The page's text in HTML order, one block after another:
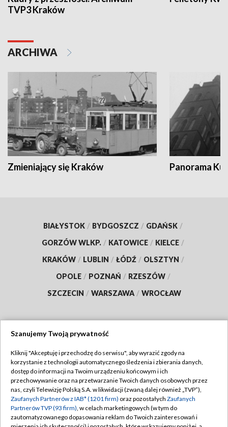
TVP3 Kraków
ARCHIWA
Zmieniający się Kraków Panorama
BIAŁYSTOK / BYDGOSZCZ / GDAŃSK /
GORZÓW WLKP. / KATOWICE / KIELCE /
KRAKÓW / LUBLIN / ŁÓDŹ / OLSZTYN /
OPOLE / POZNAŃ / RZESZÓW /
SZCZECIN / WARSZAWA / WROCŁAW
TVP
Abonament TVP
Emisja w TVP
Centrum informacji TVP
Regulamin TVP
Polityka prywatności
Moje zgody
Szanujemy Twoją prywatność
Kliknij "Akceptuję i przechodzę do serwisu", aby wyrazić zgody na
korzystanie z technologii automatycznego śledzenia i zbierania danych,
dostęp do informacji na Twoim urządzeniu końcowym i ich
przechowywanie oraz na przetwarzanie Twoich danych osobowych przez
nas, czyli Telewizję Polską S.A. w likwidacji (zwaną dalej również „TVP”),
Zaufanych Partnerów z IAB* (1201 firm) oraz pozostałych Zaufanych
Partnerów TVP (93 firm), w celach marketingowych (w tym do
zautomatyzowanego dopasowania reklam do Twoich zainteresowań i